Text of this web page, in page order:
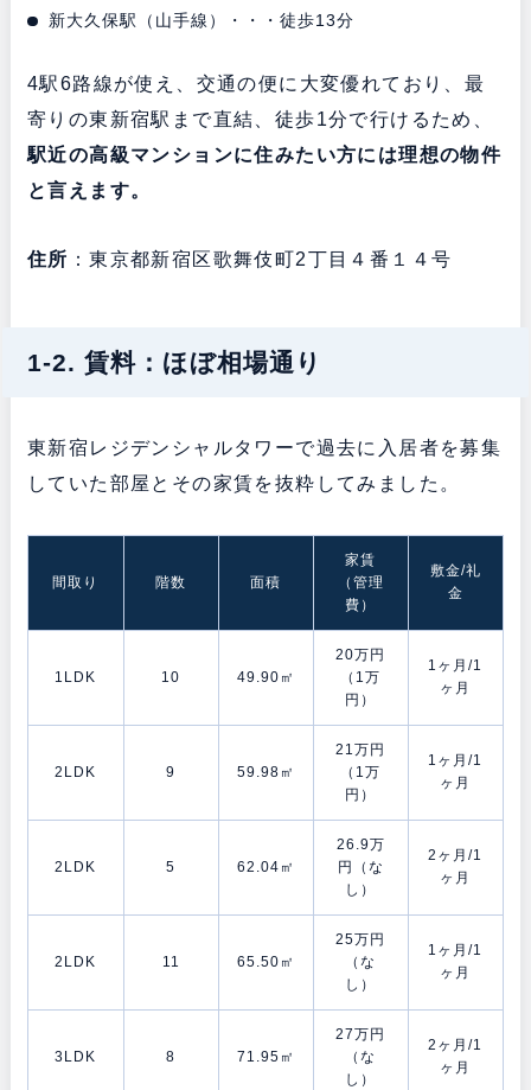
新大久保駅（山手線）・・・徒歩13分
4駅6路線が使え、交通の便に大変優れており、最
寄りの東新宿駅まで直結、徒歩1分で行けるため、
駅近の高級マンションに住みたい方には理想の物件
と言えます。
住所 ：東京都新宿区歌舞伎町2丁目４番１４号
1-2. 賃料：ほぼ相場通り
東新宿レジデンシャルタワーで過去に入居者を募集
していた部屋とその家賃を抜粋してみました。
間取り 階数 面積
家賃
（管理
費）
敷金/礼
金
1LDK 10 49.90㎡
20万円
（1万
円）
1ヶ月/1
ヶ月
2LDK 9 59.98㎡
21万円
（1万
円）
1ヶ月/1
ヶ月
2LDK 5 62.04㎡
26.9万
円（な
し）
2ヶ月/1
ヶ月
2LDK 11 65.50㎡
25万円
（な
し）
1ヶ月/1
ヶ月
3LDK 8 71.95㎡
27万円
（な
し）
2ヶ月/1
ヶ月